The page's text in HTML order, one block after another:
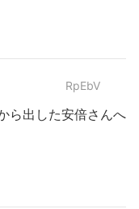
RpEbV
ら出した安倍さんへ